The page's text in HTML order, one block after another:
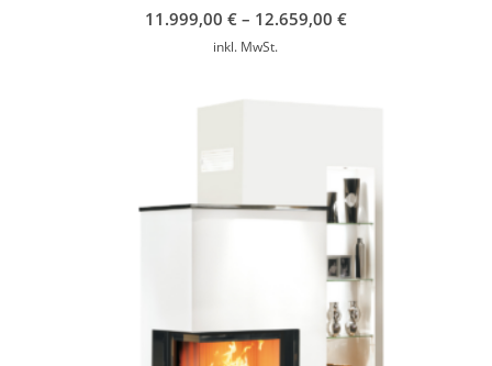
11.999,00 €– 12.659,00 €
inkl. MwSt.